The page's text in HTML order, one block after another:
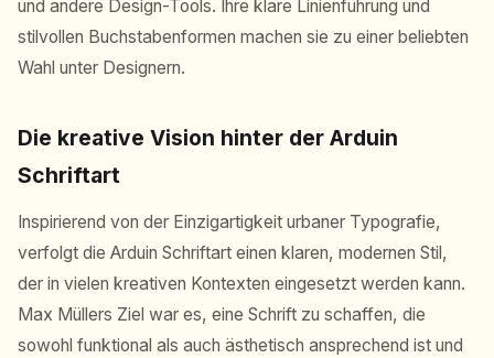
und andere Design-Tools. Ihre klare Linienführung und
stilvollen Buchstabenformen machen sie zu einer beliebten
Wahl unter Designern.
Die kreative Vision hinter der Arduin
Schriftart
Inspirierend von der Einzigartigkeit urbaner Typografie,
verfolgt die Arduin Schriftart einen klaren, modernen Stil,
der in vielen kreativen Kontexten eingesetzt werden kann.
Max Müllers Ziel war es, eine Schrift zu schaffen, die
sowohl funktional als auch ästhetisch ansprechend ist und